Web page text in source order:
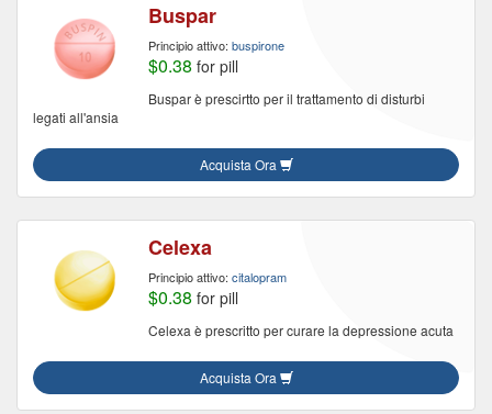
Buspar
Principio attivo: buspirone
$0.38 for pill
Buspar è prescirtto per il trattamento di disturbi
legati all'ansia
Acquista Ora
Celexa
Principio attivo: citalopram
$0.38 for pill
Celexa è prescritto per curare la depressione acuta
Acquista Ora